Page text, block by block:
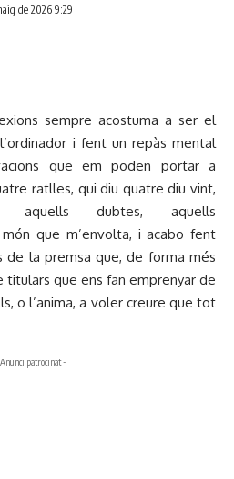
de 2026 9:29
sempre acostuma a ser el
i fent un repàs mental
que em poden portar a
ratlles, qui diu quatre diu vint,
aquells dubtes, aquells
que m’envolta, i acabo fent
de la premsa que, de forma més
titulars que ens fan emprenyar de
o l’anima, a voler creure que tot
patrocinat -